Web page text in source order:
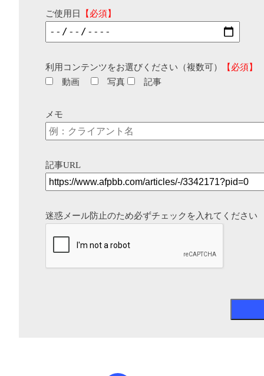
ご使用日 【必須】
利用コンテンツをお選びください（複数可）
【必須】
動画
写真 記事
メモ
記事URL
迷惑メール防止のため必ずチェックを入れてください